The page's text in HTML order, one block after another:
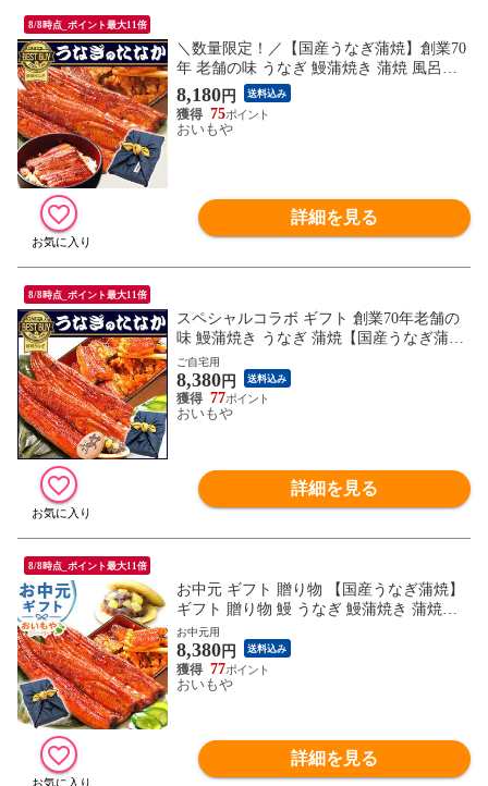
8/8時点_ポイント最大11倍
＼数量限定！／【国産うなぎ蒲焼】創業70
年 老舗の味 うなぎ 鰻蒲焼き 蒲焼 風呂敷
包み セット【紺色】 FA ※ご指定日にお届
け
8,180円 送料込み
75
おいもや
詳細を見る
8/8時点_ポイント最大11倍
スペシャルコラボ ギフト 創業70年老舗の
味 鰻蒲焼き うなぎ 蒲焼【国産うなぎ蒲
焼】鰻 蒲焼き うなぎのたなか おいもや
【どら焼き】 FA ※ご指定日にお届け
ご自宅用
8,380円 送料込み
77
おいもや
詳細を見る
8/8時点_ポイント最大11倍
お中元 ギフト 贈り物 【国産うなぎ蒲焼】
ギフト 贈り物 鰻 うなぎ 鰻蒲焼き 蒲焼
【国産うなぎ蒲焼】鰻 蒲焼き うなぎのた
なか おいもや【どら焼き】 FA 送料無料
※ご指定OK！ ※ご指定無い場合最短発送
でお届け
お中元用
8,380円 送料込み
77
おいもや
詳細を見る